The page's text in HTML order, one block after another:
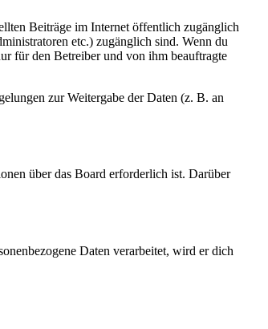
Beiträge im Internet öffentlich zugänglich
etc.) zugänglich sind. Wenn du
für den Betreiber und von ihm beauftragte
zur Weitergabe der Daten (z. B. an
über das Board erforderlich ist. Darüber
Daten verarbeitet, wird er dich